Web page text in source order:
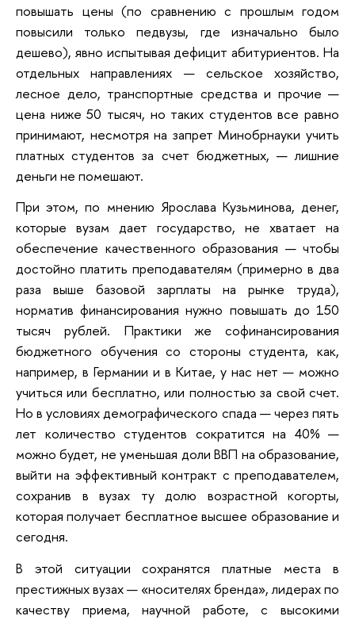
повышать цены (по сравнению с прошлым годом
повысили только педвузы, где изначально было
дешево), явно испытывая дефицит абитуриентов. На
отдельных направлениях — сельское хозяйство,
лесное дело, транспортные средства и прочие —
цена ниже 50 тысяч, но таких студентов все равно
принимают, несмотря на запрет Минобрнауки учить
платных студентов за счет бюджетных, — лишние
деньги не помешают.
При этом, по мнению Ярослава Кузьминова, денег,
которые вузам дает государство, не хватает на
обеспечение качественного образования — чтобы
достойно платить преподавателям (примерно в два
раза выше базовой зарплаты на рынке труда),
норматив финансирования нужно повышать до 150
тысяч рублей. Практики же софинансирования
бюджетного обучения со стороны студента, как,
например, в Германии и в Китае, у нас нет — можно
учиться или бесплатно, или полностью за свой счет.
Но в условиях демографического спада — через пять
лет количество студентов сократится на 40% —
можно будет, не уменьшая доли ВВП на образование,
выйти на эффективный контракт с преподавателем,
сохранив в вузах ту долю возрастной когорты,
которая получает бесплатное высшее образование и
сегодня.
В этой ситуации сохранятся платные места в
престижных вузах — «носителях бренда», лидерах по
качеству приема, научной работе, с высокими